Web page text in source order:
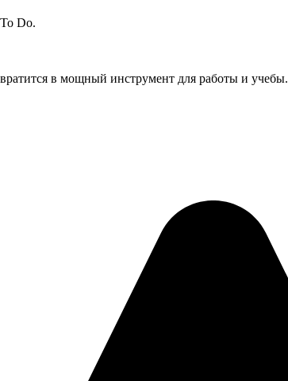
Do.
в мощный инструмент для работы и учебы.